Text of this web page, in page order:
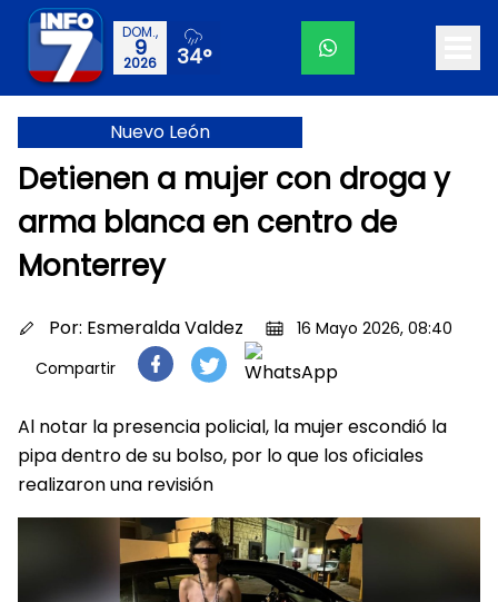
DOM.,
9
2026 34°
Nuevo León
Detienen a mujer con droga y
arma blanca en centro de
Monterrey
Por: Esmeralda Valdez
16 Mayo 2026, 08:40
Compartir
Al notar la presencia policial, la mujer escondió la
pipa dentro de su bolso, por lo que los oficiales
realizaron una revisión